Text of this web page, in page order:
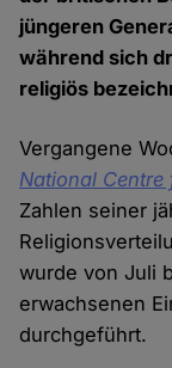
jüngeren
während sich
religiös
Vergangene
National Centre
Zahlen seiner
wurde von Juli
erwachsenen
durchgeführt.